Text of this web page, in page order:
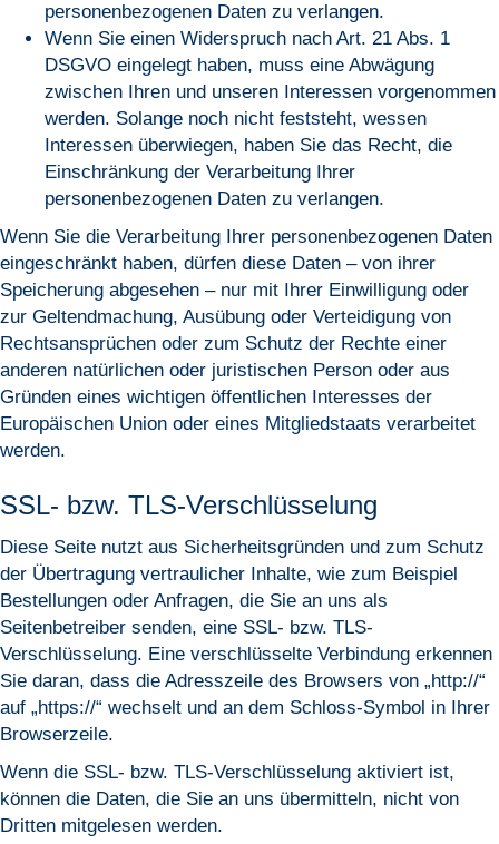
personenbezogenen Daten zu verlangen.
Wenn Sie einen Widerspruch nach Art. 21 Abs. 1
DSGVO eingelegt haben, muss eine Abwägung
zwischen Ihren und unseren Interessen vorgenommen
werden. Solange noch nicht feststeht, wessen
Interessen überwiegen, haben Sie das Recht, die
Einschränkung der Verarbeitung Ihrer
personenbezogenen Daten zu verlangen.
Wenn Sie die Verarbeitung Ihrer personenbezogenen Daten
eingeschränkt haben, dürfen diese Daten – von ihrer
Speicherung abgesehen – nur mit Ihrer Einwilligung oder
zur Geltendmachung, Ausübung oder Verteidigung von
Rechtsansprüchen oder zum Schutz der Rechte einer
anderen natürlichen oder juristischen Person oder aus
Gründen eines wichtigen öffentlichen Interesses der
Europäischen Union oder eines Mitgliedstaats verarbeitet
werden.
SSL- bzw. TLS-Verschlüsselung
Diese Seite nutzt aus Sicherheitsgründen und zum Schutz
der Übertragung vertraulicher Inhalte, wie zum Beispiel
Bestellungen oder Anfragen, die Sie an uns als
Seitenbetreiber senden, eine SSL- bzw. TLS-
Verschlüsselung. Eine verschlüsselte Verbindung erkennen
Sie daran, dass die Adresszeile des Browsers von „http://“
auf „https://“ wechselt und an dem Schloss-Symbol in Ihrer
Browserzeile.
Wenn die SSL- bzw. TLS-Verschlüsselung aktiviert ist,
können die Daten, die Sie an uns übermitteln, nicht von
Dritten mitgelesen werden.